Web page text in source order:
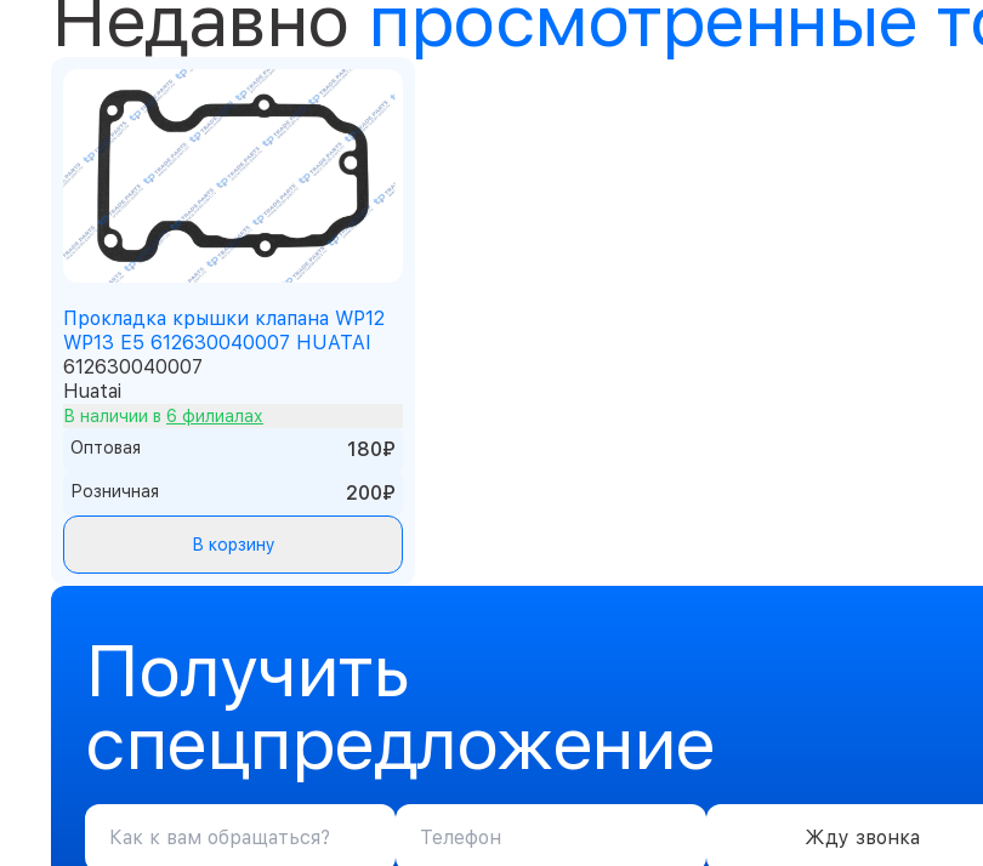
Недавно просмотренные
Прокладка крышки клапана WP12
WP13 E5 612630040007 HUATAI
612630040007
Huatai
В наличии в 6 филиалах
Оптовая
180₽
Розничная 200₽
В корзину
Получить
спецпредложение
Жду звонка